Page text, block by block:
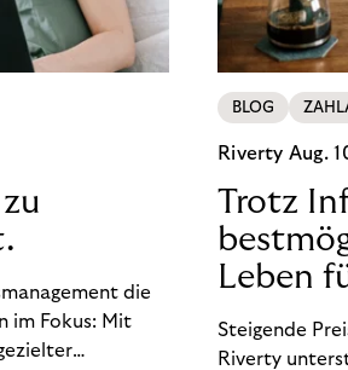
die
im Fokus: Mit
BLOG
Riverty Aug.
Trotz
Leben
Steigende
Riverty